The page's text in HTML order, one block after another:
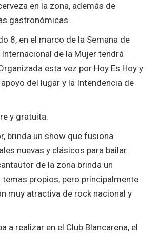
en la zona, además de
gastronómicas.
8, en el marco de la Semana de
Internacional de la Mujer tendrá
esta vez por Hoy Es Hoy y
del lugar y la Intendencia de
y gratuita.
brinda un show que fusiona
nuevas y clásicos para bailar.
de la zona brinda un
propios, pero principalmente
muy atractiva de rock nacional y
a realizar en el Club Blancarena, el